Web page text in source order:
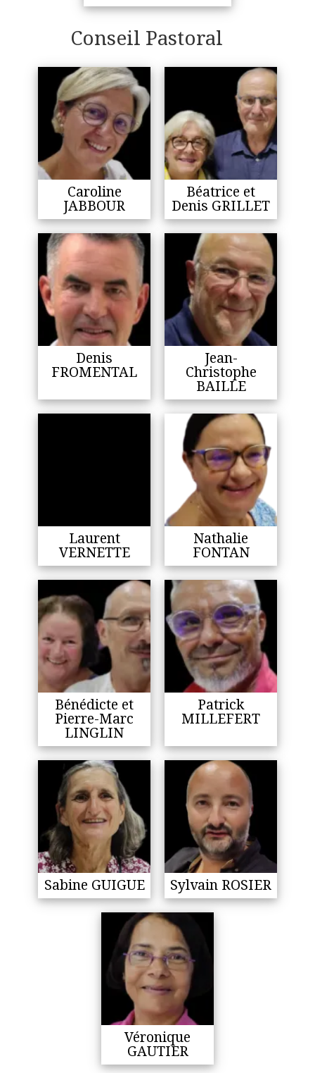
Conseil Pastoral
Caroline
JABBOUR
Béatrice et
Denis GRILLET
Denis
FROMENTAL
Jean-
Christophe
BAILLE
Laurent
VERNETTE
Nathalie
FONTAN
Bénédicte et
Pierre-Marc
LINGLIN
Patrick
MILLEFERT
Sabine GUIGUE Sylvain ROSIER
Véronique
GAUTIER